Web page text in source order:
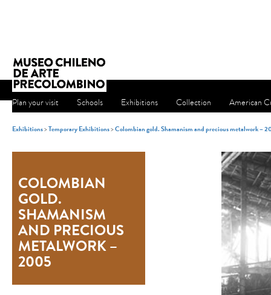
Plan your visit Schools Exhibitions Collection American
Exhibitions>Temporary Exhibitions>Colombian gold. Shamanism and precious metalwork –
COLOMBIAN
GOLD.
SHAMANISM
AND PRECIOUS
METALWORK –
2005